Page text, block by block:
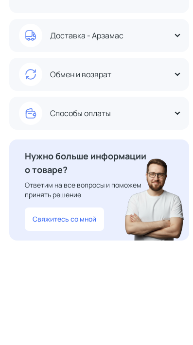
Доставка - Арзамас
Обмен и возврат
Способы оплаты
Нужно больше информации
о товаре?
Ответим на все вопросы и поможем
принять решение
Свяжитесь со мной